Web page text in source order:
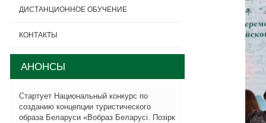
ДИСТАНЦИОННОЕ ОБУЧЕНИЕ
КОНТАКТЫ
АНОНСЫ
Стартует Национальный конкурс по
созданию концепции туристического
образа Беларуси «Вобраз Беларусi. Позiрк